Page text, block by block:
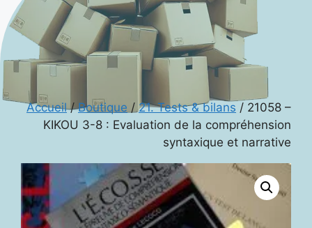
Accueil/Boutique /21. Tests & bilans / 21058 –
KIKOU 3-8 : Evaluation de la compréhension
syntaxique et narrative